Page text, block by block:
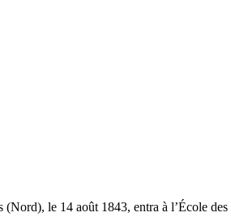
le 14 août 1843, entra à l’École